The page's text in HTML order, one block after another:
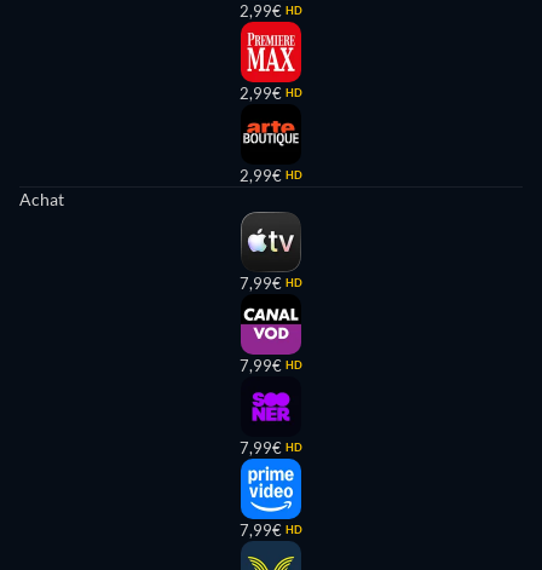
2,99€ HD
2,99€ HD
2,99€ HD
Achat
7,99€ HD
7,99€ HD
7,99€ HD
7,99€ HD